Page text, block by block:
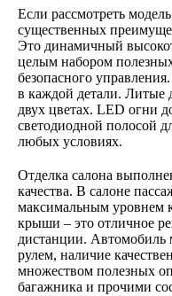
Если рассмотреть
существенных
Это динамичный
целым набором
безопасного
в каждой детали. Литые
двух цветах. LED огни
светодиодной полосой
любых условиях.
Отделка салона
качества. В салоне
максимальным уровнем
крыши – это отличное
дистанции. Автомобиль
рулем, наличие
множеством полезных
багажника и прочими